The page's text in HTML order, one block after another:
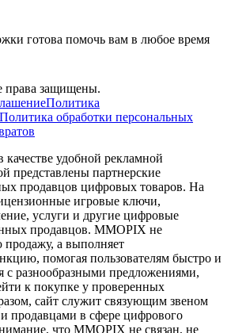
готова помочь вам в любое время
права защищены.
Политика
Политика обработки персональных
удобной рекламной
представлены партнерские
продавцов цифровых товаров. На
игровые ключи,
услуги и другие цифровые
продавцов. MMOPIX не
продажу, а выполняет
помогая пользователям быстро и
с разнообразными предложениями,
к покупке у проверенных
сайт служит связующим звеном
продавцами в сфере цифрового
что MMOPIX не связан, не